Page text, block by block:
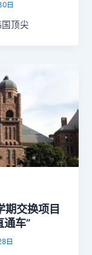
日
顶尖
交换项目
通车”
日